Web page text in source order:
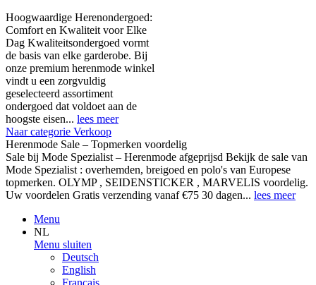
Hoogwaardige Herenondergoed:
Comfort en Kwaliteit voor Elke
Dag Kwaliteitsondergoed vormt
de basis van elke garderobe. Bij
onze premium herenmode winkel
vindt u een zorgvuldig
geselecteerd assortiment
ondergoed dat voldoet aan de
hoogste eisen... lees meer
Naar categorie Verkoop
Herenmode Sale – Topmerken voordelig
Sale bij Mode Spezialist – Herenmode afgeprijsd Bekijk de sale van
Mode Spezialist : overhemden, breigoed en polo's van Europese
topmerken. OLYMP , SEIDENSTICKER , MARVELIS voordelig.
Uw voordelen Gratis verzending vanaf €75 30 dagen... lees meer
Menu
NL
Menu sluiten
Deutsch
English
Français